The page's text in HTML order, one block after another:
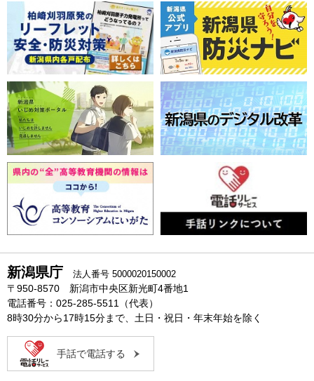
新潟県庁 法人番号 5000020150002
〒950-8570 新潟市中央区新光町4番地1
電話番号：025-285-5511（代表）
8時30分から17時15分まで、土日・祝日・年末年始を除く
手話で電話する